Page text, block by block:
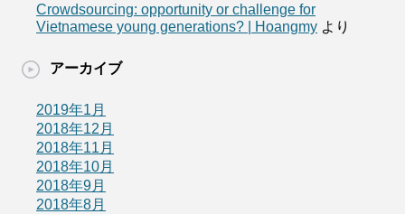
Crowdsourcing: opportunity or challenge for
Vietnamese young generations? | Hoangmy より
アーカイブ
2019年1月
2018年12月
2018年11月
2018年10月
2018年9月
2018年8月